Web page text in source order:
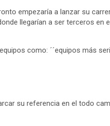
empezaría a lanzar su
llegarían a ser terceros
como: ´´equipos más
su referencia en el todo